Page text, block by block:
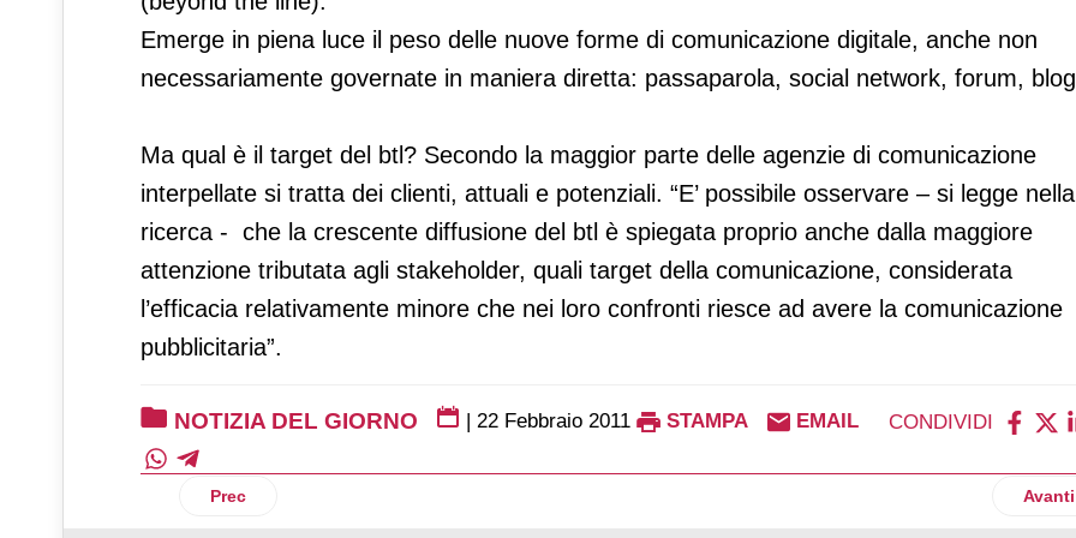
Emerge in piena luce il peso delle nuove forme di comunicazione digitale, anche non
necessariamente governate in maniera diretta: passaparola, social network, forum,
Ma qual è il target del btl? Secondo la maggior parte delle agenzie di comunicazione
interpellate si tratta dei clienti, attuali e potenziali. “E’ possibile osservare – si legge nella
ricerca - che la crescente diffusione del btl è spiegata proprio anche dalla maggiore
attenzione tributata agli stakeholder, quali target della comunicazione, considerata
l’efficacia relativamente minore che nei loro confronti riesce ad avere la comunicazione
pubblicitaria”.
NOTIZIA DEL GIORNO | 22 Febbraio 2011 STAMPA EMAIL CONDIVIDI
Articolo precedente: Crisi libica: i riflessi sull'export
Prec Avanti